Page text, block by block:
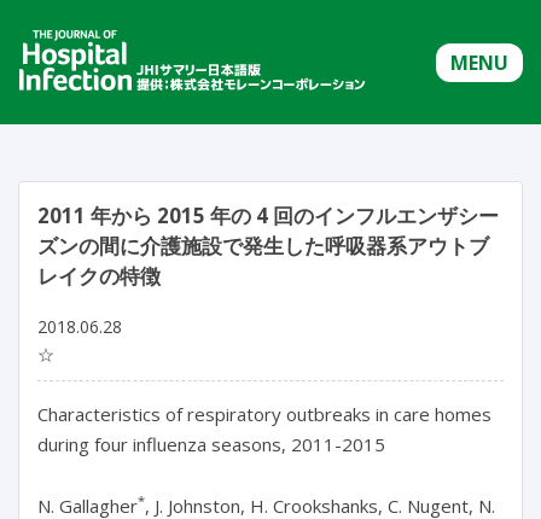
MENU
2011 年から 2015 年の 4 回のインフルエンザシー
ズンの間に介護施設で発生した呼吸器系アウトブ
レイクの特徴
2018.06.28
☆
Characteristics of respiratory outbreaks in care homes
during four influenza seasons, 2011-2015
N. Gallagher*, J. Johnston, H. Crookshanks, C. Nugent, N.